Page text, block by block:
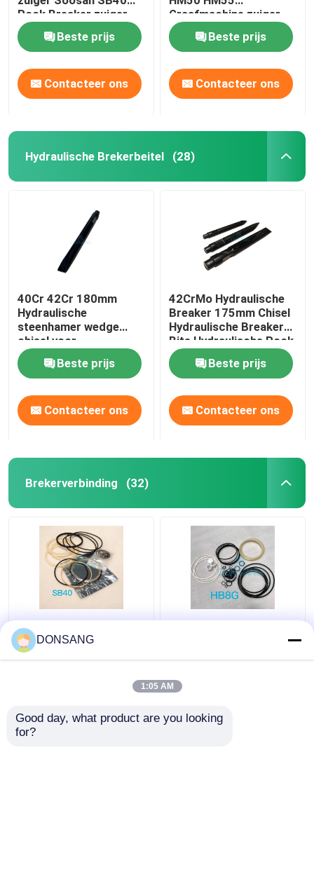
Rock Breaker zuiger
DS9P
Beste prijs
Contacteer ons
Graafmachine zuiger
DS9P
Beste prijs
Contacteer ons
Hydraulische Brekerbeitel (28)
40Cr 42Cr 180mm
Hydraulische
steenhamer wedge
chisel voor
hydraulische
brekeronderdelen
DS8C
Beste prijs
Contacteer ons
42CrMo Hydraulische
Breaker 175mm Chisel
Hydraulische Breaker
Bits Hydraulische Rock
Hammer DS86
Beste prijs
Contacteer ons
Brekerverbinding (32)
Blauwe Gele
Hydraulische de
Brekerverbinding Kit
HB8G Jack Hammer
Zuigerverbinding
DONSANG
1:05 AM
Good day, what product are you looking
for?